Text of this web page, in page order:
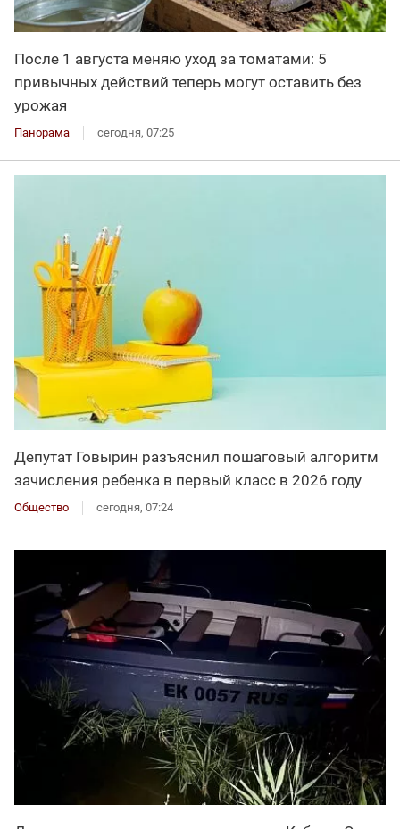
После 1 августа меняю уход за томатами: 5
привычных действий теперь могут оставить без
урожая
Панорама сегодня, 07:25
Депутат Говырин разъяснил пошаговый алгоритм
зачисления ребенка в первый класс в 2026 году
Общество сегодня, 07:24